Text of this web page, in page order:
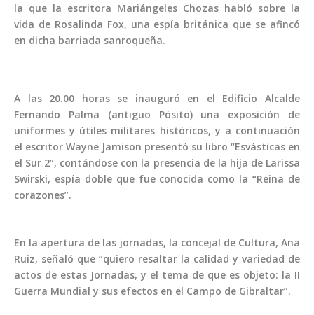
la que la escritora Mariángeles Chozas habló sobre la
vida de Rosalinda Fox, una espía británica que se afincó
en dicha barriada sanroqueña.
A las 20.00 horas se inauguró en el Edificio Alcalde
Fernando Palma (antiguo Pósito) una exposición de
uniformes y útiles militares históricos, y a continuación
el escritor Wayne Jamison presentó su libro “Esvásticas en
el Sur 2”, contándose con la presencia de la hija de Larissa
Swirski, espía doble que fue conocida como la “Reina de
corazones”.
En la apertura de las jornadas, la concejal de Cultura, Ana
Ruiz, señaló que “quiero resaltar la calidad y variedad de
actos de estas Jornadas, y el tema de que es objeto: la II
Guerra Mundial y sus efectos en el Campo de Gibraltar”.